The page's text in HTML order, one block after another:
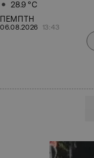
28.9 °C
ΠΕΜΠΤΗ
06.08.2026 13:43